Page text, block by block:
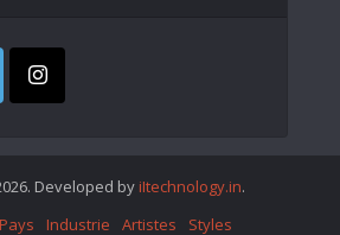
Developed by iItechnology.in.
Pays Industrie Artistes Styles